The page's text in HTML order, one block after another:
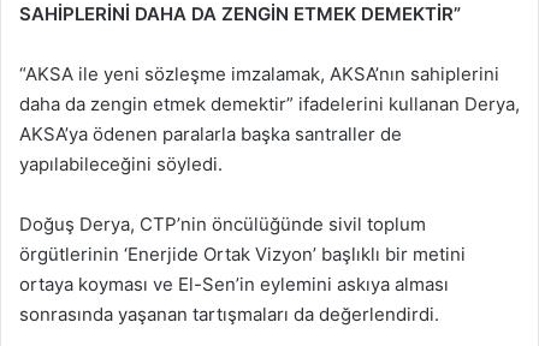
SAHİPLERİNİ DAHA DA ZENGİN ETMEK DEMEKTİR”
“AKSA ile yeni sözleşme imzalamak, AKSA’nın sahiplerini
daha da zengin etmek demektir” ifadelerini kullanan Derya,
AKSA’ya ödenen paralarla başka santraller de
yapılabileceğini söyledi.
Doğuş Derya, CTP’nin öncülüğünde sivil toplum
örgütlerinin ‘Enerjide Ortak Vizyon’ başlıklı bir metini
ortaya koyması ve El-Sen’in eylemini askıya alması
sonrasında yaşanan tartışmaları da değerlendirdi.